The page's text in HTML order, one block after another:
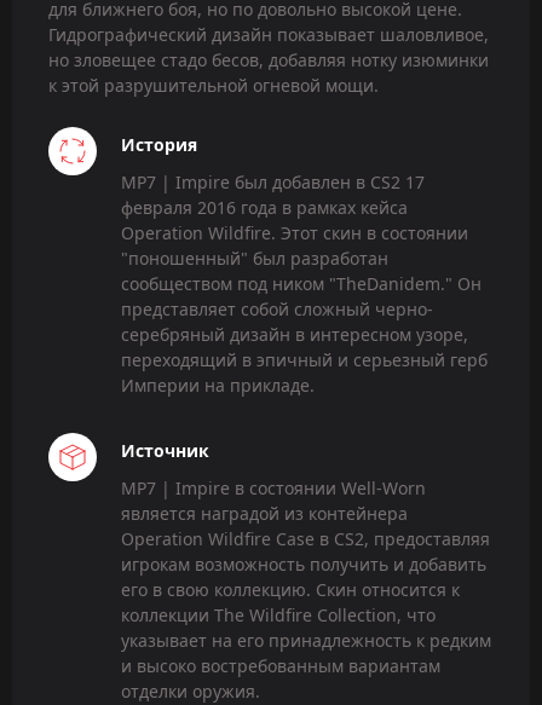
для ближнего боя, но по довольно высокой цене.
Гидрографический дизайн показывает шаловливое,
но зловещее стадо бесов, добавляя нотку изюминки
к этой разрушительной огневой мощи.
История
MP7 | Impire был добавлен в CS2 17
февраля 2016 года в рамках кейса
Operation Wildfire. Этот скин в состоянии
"поношенный" был разработан
сообществом под ником "TheDanidem." Он
представляет собой сложный черно-
серебряный дизайн в интересном узоре,
переходящий в эпичный и серьезный герб
Империи на прикладе.
Источник
MP7 | Impire в состоянии Well-Worn
является наградой из контейнера
Operation Wildfire Case в CS2, предоставляя
игрокам возможность получить и добавить
его в свою коллекцию. Скин относится к
коллекции The Wildfire Collection, что
указывает на его принадлежность к редким
и высоко востребованным вариантам
отделки оружия.